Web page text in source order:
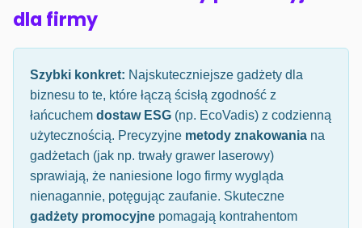
dla firmy
Szybki konkret: Najskuteczniejsze gadżety dla
biznesu to te, które łączą ścisłą zgodność z
łańcuchem dostaw ESG (np. EcoVadis) z codzienną
użytecznością. Precyzyjne metody znakowania na
gadżetach (jak np. trwały grawer laserowy)
sprawiają, że naniesione logo firmy wygląda
nienagannie, potęgując zaufanie. Skuteczne
gadżety promocyjne pomagają kontrahentom